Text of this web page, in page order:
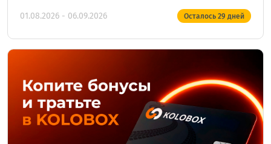
01.08.2026 - 06.09.2026 Осталось 29 дней